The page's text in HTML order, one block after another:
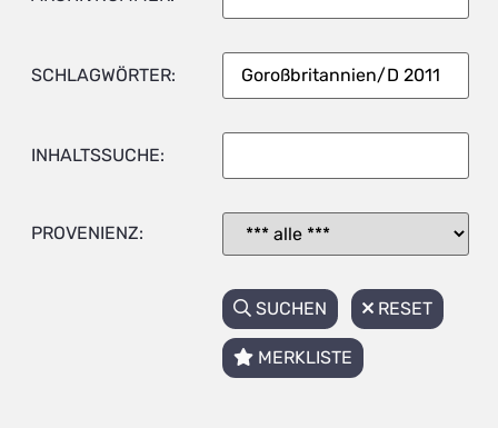
SCHLAGWÖRTER:
INHALTSSUCHE:
PROVENIENZ:
SUCHEN RESET
MERKLISTE